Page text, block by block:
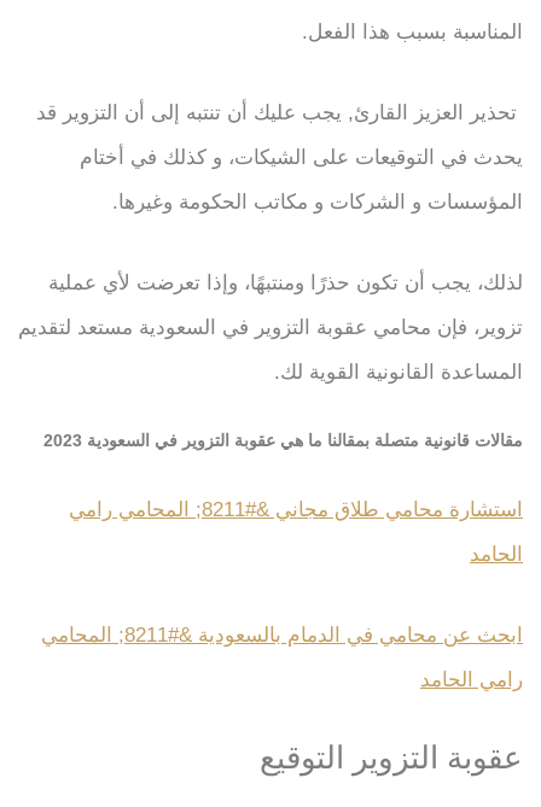
المناسبة بسبب هذا الفعل.
تحذير العزيز القارئ, يجب عليك أن تنتبه إلى أن التزوير قد
يحدث في التوقيعات على الشيكات، و كذلك في أختام
المؤسسات و الشركات و مكاتب الحكومة وغيرها.
لذلك، يجب أن تكون حذرًا ومنتبهًا، وإذا تعرضت لأي عملية
تزوير، فإن محامي عقوبة التزوير في السعودية مستعد لتقديم
المساعدة القانونية القوية لك.
مقالات قانونية متصلة بمقالنا ما هي عقوبة التزوير في السعودية 2023
استشارة محامي طلاق مجاني &#8211; المحامي رامي
الحامد
ابحث عن محامي في الدمام بالسعودية &#8211; المحامي
رامي الحامد
عقوبة التزوير التوقيع